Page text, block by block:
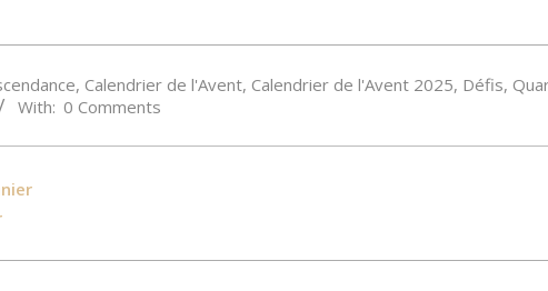
, Calendrier de l'Avent, Calendrier de l'Avent 2025, Défis,
With: 0 Comments